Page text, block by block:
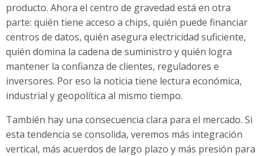
producto. Ahora el centro de gravedad está en otra
parte: quién tiene acceso a chips, quién puede financiar
centros de datos, quién asegura electricidad suficiente,
quién domina la cadena de suministro y quién logra
mantener la confianza de clientes, reguladores e
inversores. Por eso la noticia tiene lectura económica,
industrial y geopolítica al mismo tiempo.
También hay una consecuencia clara para el mercado. Si
esta tendencia se consolida, veremos más integración
vertical, más acuerdos de largo plazo y más presión para